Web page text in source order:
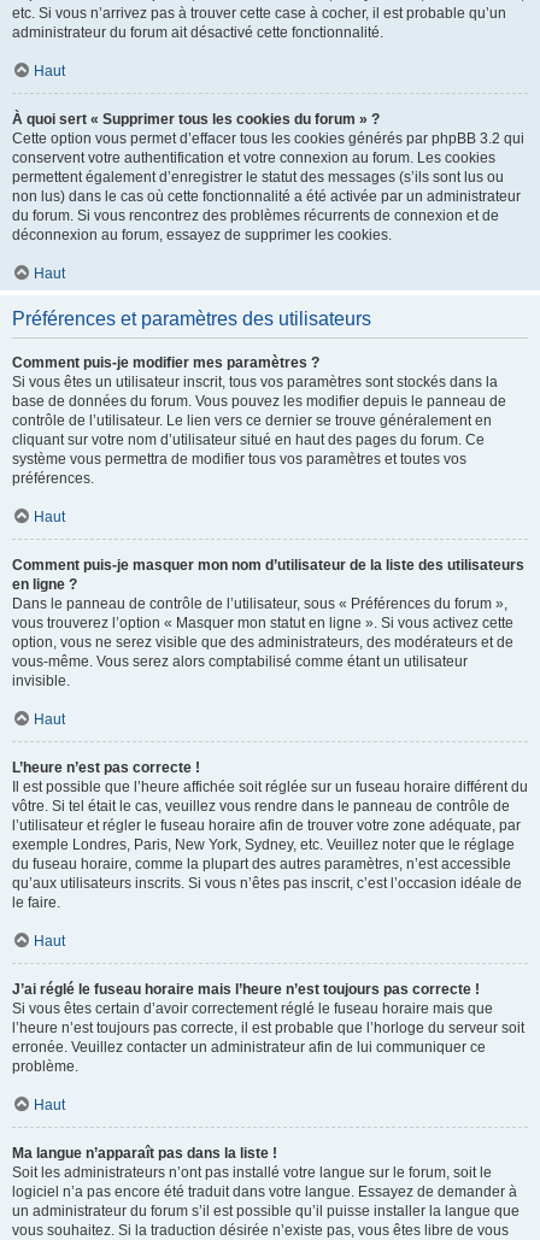
etc. Si vous n’arrivez pas à trouver cette case à cocher, il est probable qu’un
administrateur du forum ait désactivé cette fonctionnalité.
Haut
À quoi sert « Supprimer tous les cookies du forum » ?
Cette option vous permet d’effacer tous les cookies générés par phpBB 3.2 qui
conservent votre authentification et votre connexion au forum. Les cookies
permettent également d’enregistrer le statut des messages (s’ils sont lus ou
non lus) dans le cas où cette fonctionnalité a été activée par un administrateur
du forum. Si vous rencontrez des problèmes récurrents de connexion et de
déconnexion au forum, essayez de supprimer les cookies.
Haut
Préférences et paramètres des utilisateurs
Comment puis-je modifier mes paramètres ?
Si vous êtes un utilisateur inscrit, tous vos paramètres sont stockés dans la
base de données du forum. Vous pouvez les modifier depuis le panneau de
contrôle de l’utilisateur. Le lien vers ce dernier se trouve généralement en
cliquant sur votre nom d’utilisateur situé en haut des pages du forum. Ce
système vous permettra de modifier tous vos paramètres et toutes vos
préférences.
Haut
Comment puis-je masquer mon nom d’utilisateur de la liste des utilisateurs
en ligne ?
Dans le panneau de contrôle de l’utilisateur, sous « Préférences du forum »,
vous trouverez l’option « Masquer mon statut en ligne ». Si vous activez cette
option, vous ne serez visible que des administrateurs, des modérateurs et de
vous-même. Vous serez alors comptabilisé comme étant un utilisateur
invisible.
Haut
L’heure n’est pas correcte !
Il est possible que l’heure affichée soit réglée sur un fuseau horaire différent du
vôtre. Si tel était le cas, veuillez vous rendre dans le panneau de contrôle de
l’utilisateur et régler le fuseau horaire afin de trouver votre zone adéquate, par
exemple Londres, Paris, New York, Sydney, etc. Veuillez noter que le réglage
du fuseau horaire, comme la plupart des autres paramètres, n’est accessible
qu’aux utilisateurs inscrits. Si vous n’êtes pas inscrit, c’est l’occasion idéale de
le faire.
Haut
J’ai réglé le fuseau horaire mais l’heure n’est toujours pas correcte !
Si vous êtes certain d’avoir correctement réglé le fuseau horaire mais que
l’heure n’est toujours pas correcte, il est probable que l’horloge du serveur soit
erronée. Veuillez contacter un administrateur afin de lui communiquer ce
problème.
Haut
Ma langue n’apparaît pas dans la liste !
Soit les administrateurs n’ont pas installé votre langue sur le forum, soit le
logiciel n’a pas encore été traduit dans votre langue. Essayez de demander à
un administrateur du forum s’il est possible qu’il puisse installer la langue que
vous souhaitez. Si la traduction désirée n’existe pas, vous êtes libre de vous